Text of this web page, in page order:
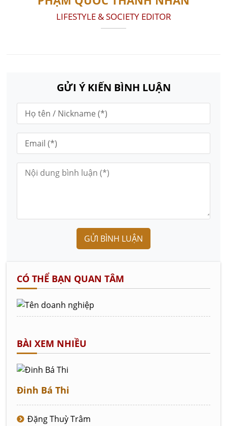
LIFESTYLE & SOCIETY EDITOR
GỬI Ý KIẾN BÌNH LUẬN
GỬI BÌNH LUẬN
CÓ THỂ BẠN QUAN TÂM
BÀI XEM NHIỀU
Đinh Bá Thi
Đặng Thuỳ Trâm